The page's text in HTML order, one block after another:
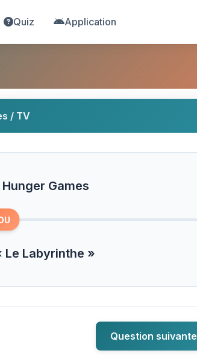
Quiz Application
« Le Labyrinthe » ?
/ TV
Games
Le Labyrinthe »
Question suivante